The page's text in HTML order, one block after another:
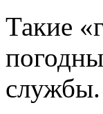
Такие
службы.